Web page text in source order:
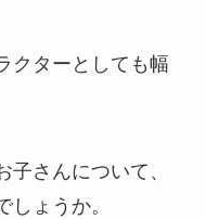
クターとしても幅
さんについて、
ょうか。